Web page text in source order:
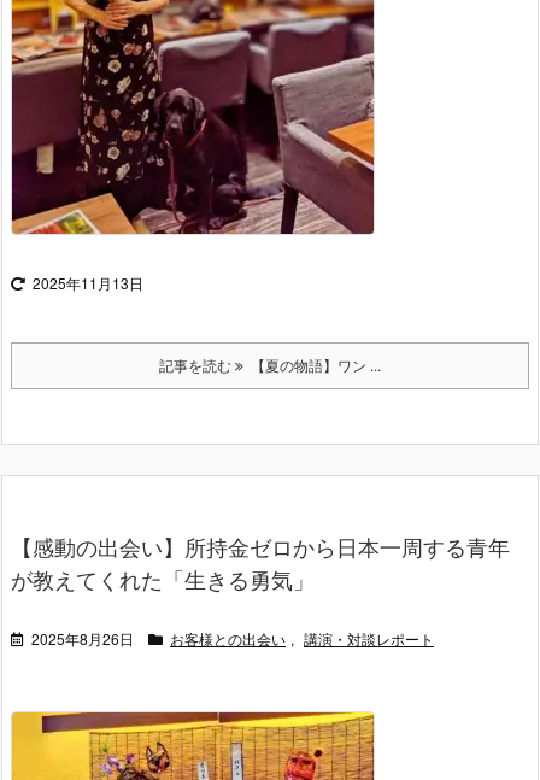
2025年11月13日
記事を読む 【夏の物語】ワン ...
【感動の出会い】所持金ゼロから日本一周する青年
が教えてくれた「生きる勇気」
2025年8月26日 お客様との出会い , 講演・対談レポート